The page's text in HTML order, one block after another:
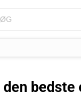
bedste